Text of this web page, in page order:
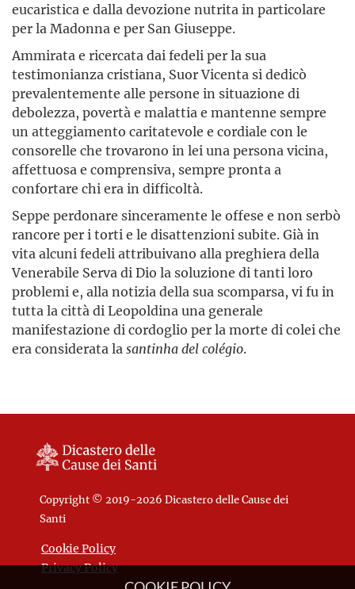
eucaristica e dalla devozione nutrita in particolare
per la Madonna e per San Giuseppe.
Ammirata e ricercata dai fedeli per la sua
testimonianza cristiana, Suor Vicenta si dedicò
prevalentemente alle persone in situazione di
debolezza, povertà e malattia e mantenne sempre
un atteggiamento caritatevole e cordiale con le
consorelle che trovarono in lei una persona vicina,
affettuosa e comprensiva, sempre pronta a
confortare chi era in difficoltà.
Seppe perdonare sinceramente le offese e non serbò
rancore per i torti e le disattenzioni subite. Già in
vita alcuni fedeli attribuivano alla preghiera della
Venerabile Serva di Dio la soluzione di tanti loro
problemi e, alla notizia della sua scomparsa, vi fu in
tutta la città di Leopoldina una generale
manifestazione di cordoglio per la morte di colei che
era considerata lasantinha del colégio.
Copyright © 2019-2026 Dicastero delle Cause dei
Santi
Cookie Policy
Privacy Policy